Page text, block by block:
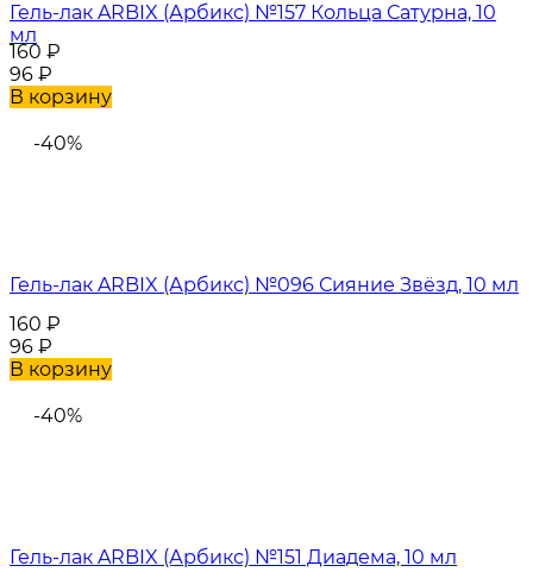
Гель-лак ARBIX (Арбикс) №157 Кольца Сатурна, 10
мл
160 ₽
96 ₽
В корзину
-40%
Гель-лак ARBIX (Арбикс) №096 Сияние Звёзд, 10 мл
160 ₽
96 ₽
В корзину
-40%
Гель-лак ARBIX (Арбикс) №151 Диадема, 10 мл